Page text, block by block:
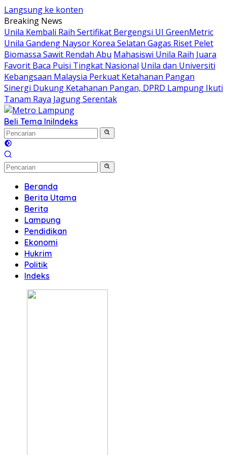
Langsung ke konten
Breaking News
Unila Kembali Raih Sertifikat Bergengsi UI GreenMetric
Unila Gandeng Naysor Korea Selatan Gagas Riset Pelet
Biomassa Sawit Rendah Abu Mahasiswi Unila Raih Juara
Favorit Baca Puisi Tingkat Nasional Unila dan Universiti
Kebangsaan Malaysia Perkuat Ketahanan Pangan
Sinergi Dukung Ketahanan Pangan, DPRD Lampung Ikuti
Tanam Raya Jagung Serentak
Beli Tema IniIndeks
Beranda
Berita Utama
Berita
Lampung
Pendidikan
Ekonomi
Hukrim
Politik
Indeks